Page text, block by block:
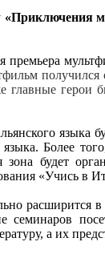
«Приключения
премьера
получился
главные
языка
Более
зона будет
«Учись в
расширится
семинаров
а их